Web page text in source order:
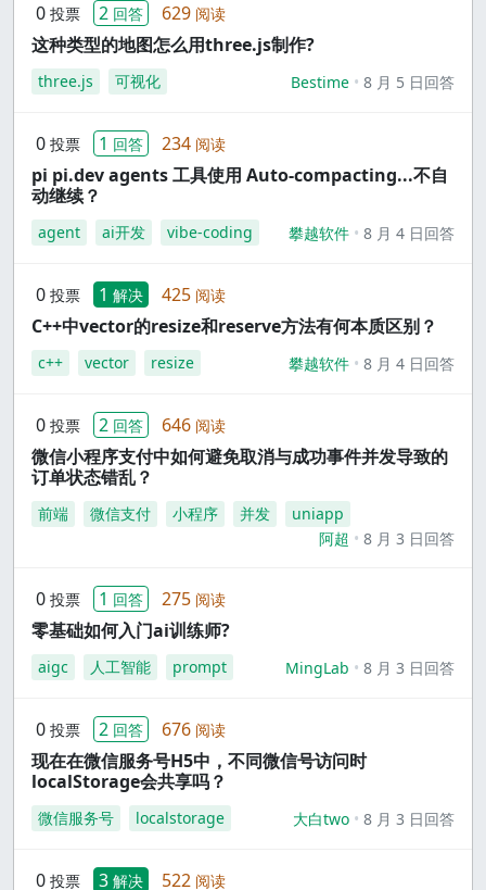
0 投票 2 回答 629 阅读
这种类型的地图怎么用three.js制作?
three.js 可视化 Bestime 8 月 5 日回答
0 投票 1 回答 234 阅读
pi pi.dev agents 工具使用 Auto-compacting...不自
动继续？
agent ai开发 vibe-coding 攀越软件 8 月 4 日回答
0 投票 1 解决 425 阅读
C++中vector的resize和reserve方法有何本质区别？
c++ vector resize 攀越软件 8 月 4 日回答
0 投票 2 回答 646 阅读
微信小程序支付中如何避免取消与成功事件并发导致的
订单状态错乱？
前端 微信支付 小程序 并发
uniapp
阿超
8 月 3 日回答
0 投票 1 回答 275 阅读
零基础如何入门ai训练师?
aigc 人工智能 prompt MingLab 8 月 3 日回答
0 投票 2 回答 676 阅读
现在在微信服务号H5中，不同微信号访问时
localStorage会共享吗？
微信服务号 localstorage 大白two 8 月 3 日回答
0 投票 3 解决 522 阅读